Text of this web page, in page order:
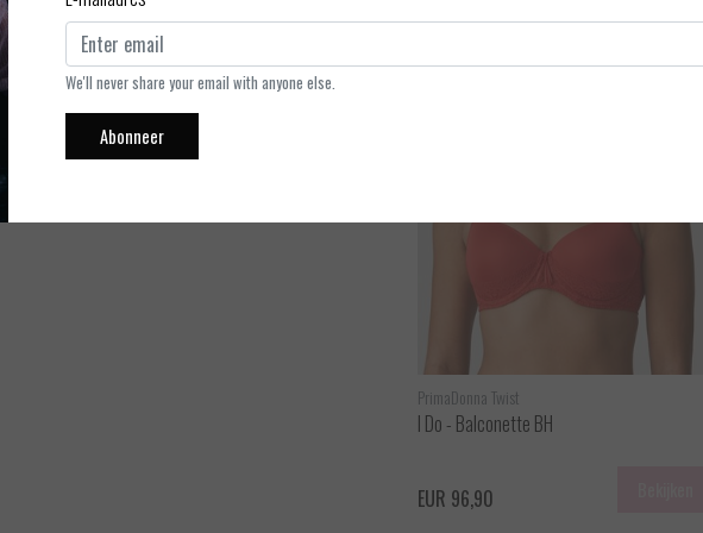
Deze BH komt heel mooi tot haar recht bij
langer te zoeken naar een mooie BH, want deze zit als
Elegant detail: Tussen de cups zit een satijnen strik. Handig: de
PrimaDonna Twist
I Do - Balconette BH
EUR 96,90
We'll never share your email with anyone else.
Abonneer